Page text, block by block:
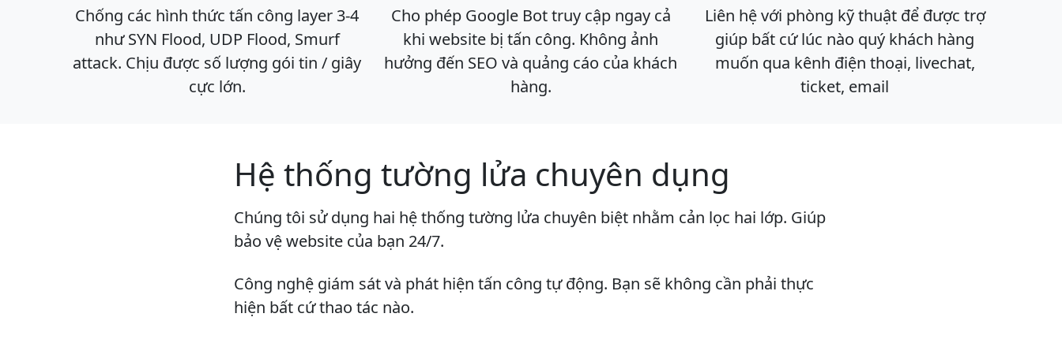
Chống các hình thức tấn công layer 3-4
như SYN Flood, UDP Flood, Smurf
attack. Chịu được số lượng gói tin / giây
cực lớn.
Cho phép Google Bot truy cập ngay cả
khi website bị tấn công. Không ảnh
hưởng đến SEO và quảng cáo của khách
hàng.
Liên hệ với phòng kỹ thuật để được trợ
giúp bất cứ lúc nào quý khách hàng
muốn qua kênh điện thoại, livechat,
ticket, email
Hệ thống tường lửa chuyên dụng
Chúng tôi sử dụng hai hệ thống tường lửa chuyên biệt nhằm cản lọc hai lớp. Giúp
bảo vệ website của bạn 24/7.
Công nghệ giám sát và phát hiện tấn công tự động. Bạn sẽ không cần phải thực
hiện bất cứ thao tác nào.